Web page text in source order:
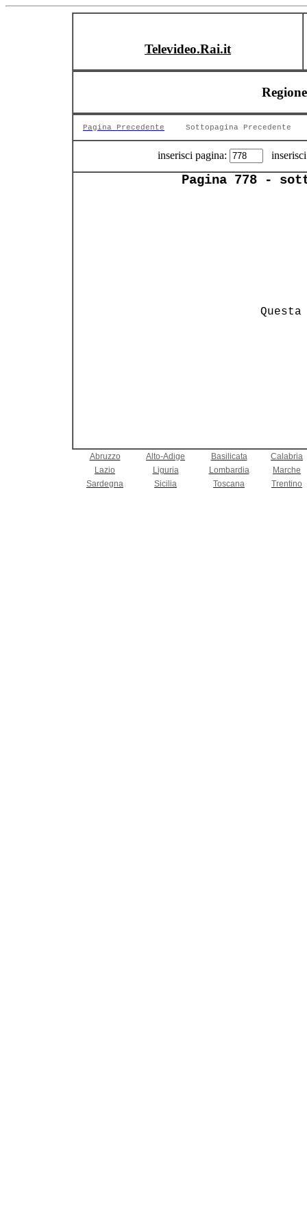
Televideo.Rai.it
Pagina Precedente Sottopagina Precedente
inserisci pagina:
Pagina 778 -
Abruzzo Alto-Adige Basilicata
Calabria
Lazio
Liguria Lombardia
Marche
Sardegna
Sicilia Toscana Trentino